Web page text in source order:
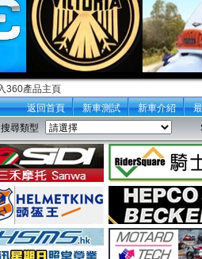
360產品主頁
返回首頁
新車測試 新車介紹
搜尋類型